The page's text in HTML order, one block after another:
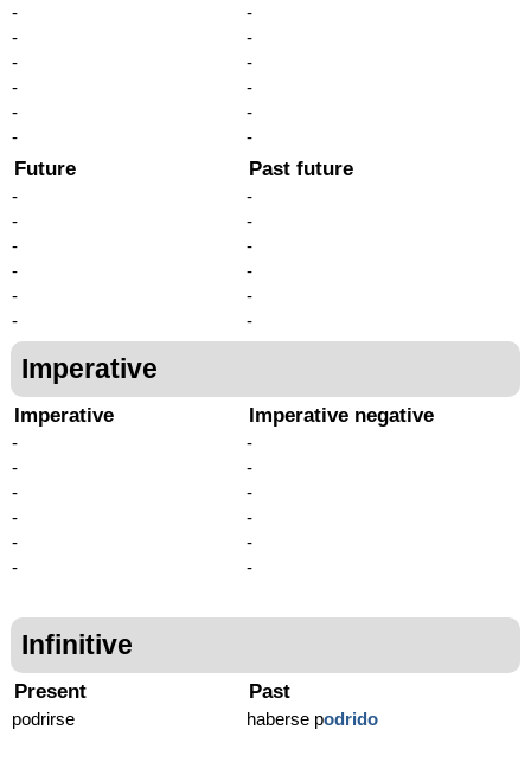
-
-
-
-
-
-
-
-
-
-
-
-
Future
-
-
-
-
-
-
Past future
-
-
-
-
-
-
Imperative
Imperative
-
-
-
-
-
-
Imperative negative
-
-
-
-
-
-
Infinitive
Present
podrirse
Past
haberse podrido